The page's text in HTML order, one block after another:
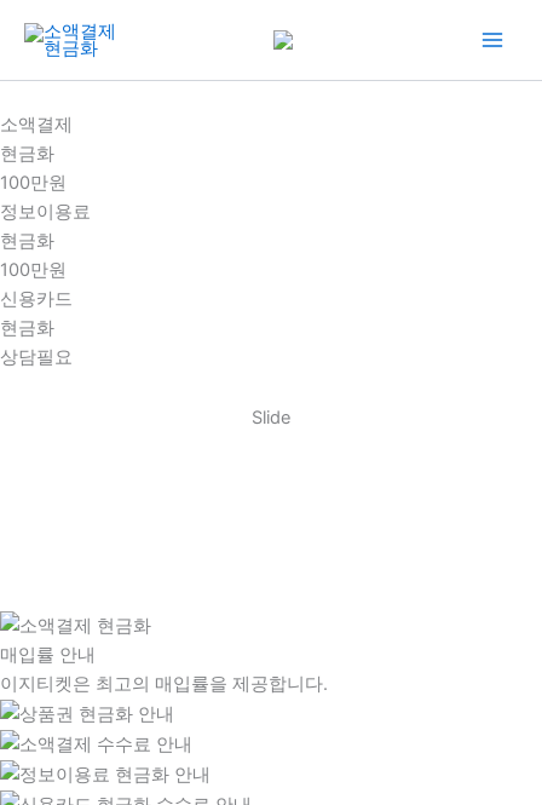
건
너
뛰
기
소액결제
현금화
100만원
정보이용료
현금화
100만원
신용카드
현금화
상담필요
Slide
매입률 안내
이지티켓은 최고의 매입률을 제공합니다.